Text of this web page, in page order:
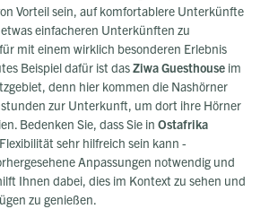
Vorteil sein, auf komfortablere Unterkünfte
einfacheren Unterkünften zu
mit einem wirklich besonderen Erlebnis
Beispiel dafür ist dasZiwa Guesthouse im
denn hier kommen die Nashörner
zur Unterkunft, um dort ihre Hörner
Bedenken Sie, dass Sie in Ostafrika
sehr hilfreich sein kann -
Anpassungen notwendig und
Ihnen dabei, dies im Kontext zu sehen und
zu genießen.